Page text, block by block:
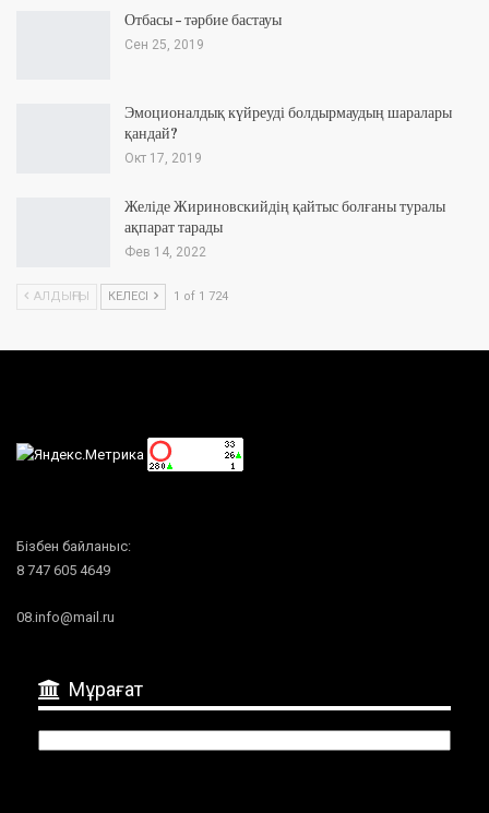
Отбасы – тәрбие бастауы
Сен 25, 2019
Эмоционалдық күйреуді болдырмаудың шаралары
қандай?
Окт 17, 2019
Желіде Жириновскийдің қайтыс болғаны туралы
ақпарат тарады
Фев 14, 2022
АЛДЫҢҒЫ КЕЛЕСІ 1 of 1 724
Бізбен байланыс:
8 747 605 4649
08.info@mail.ru
Мұрағат